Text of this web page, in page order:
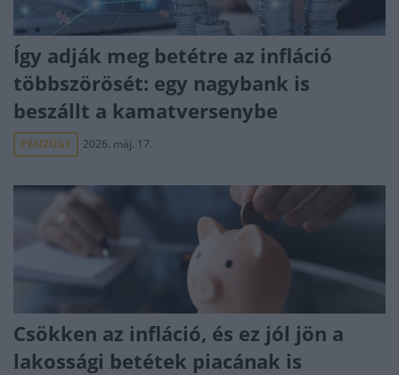
Így adják meg betétre az infláció
többszörösét: egy nagybank is
beszállt a kamatversenybe
PÉNZÜGY 2026. máj. 17.
Csökken az infláció, és ez jól jön a
lakossági betétek piacának is